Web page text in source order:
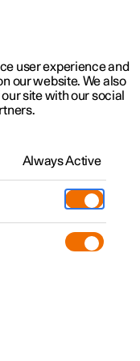
updates
user experience and
our website. We also
site with our social
Always Active